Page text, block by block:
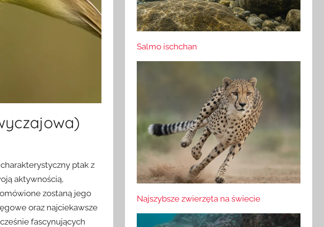
ptak z
aktywnością,
zostaną jego
oraz najciekawsze
fascynujących
Salmo ischchan
Najszybsze zwierzęta na świecie